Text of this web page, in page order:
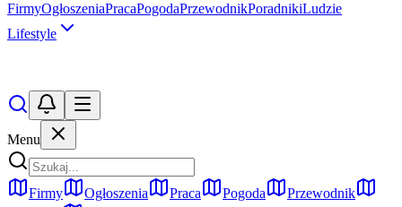
FirmyOgłoszeniaPracaPogodaPrzewodnikPoradnikiLudzie
Lifestyle
Menu
Firmy Ogłoszenia Praca Pogoda
Przewodnik